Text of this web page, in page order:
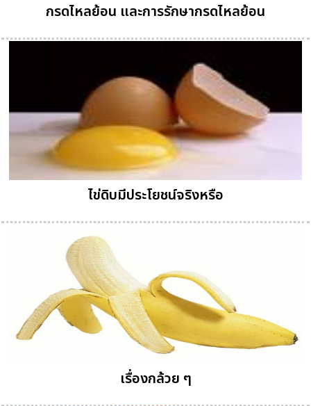
กรดไหลย้อน และการรักษากรดไหลย้อน
ไข่ดิบมีประโยชน์จริงหรือ
เรื่องกล้วย ๆ